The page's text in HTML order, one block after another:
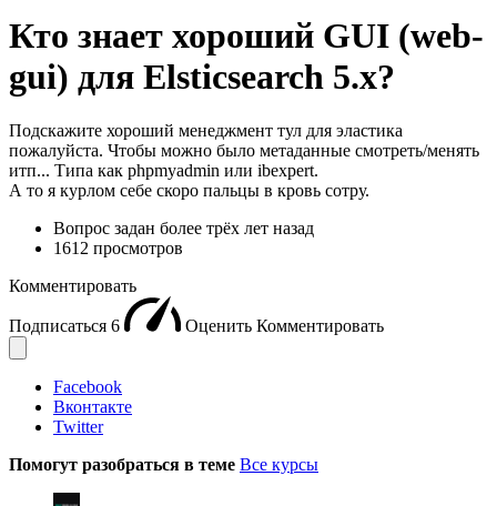
Кто знает хороший GUI (web-
gui) для Elsticsearch 5.x?
Подскажите хороший менеджмент тул для эластика
пожалуйста. Чтобы можно было метаданные смотреть/менять
итп... Типа как phpmyadmin или ibexpert.
А то я курлом себе скоро пальцы в кровь сотру.
Вопрос задан более трёх лет назад
1612 просмотров
Комментировать
Подписаться 6 Оценить Комментировать
Facebook
Вконтакте
Twitter
Помогут разобраться в теме Все курсы